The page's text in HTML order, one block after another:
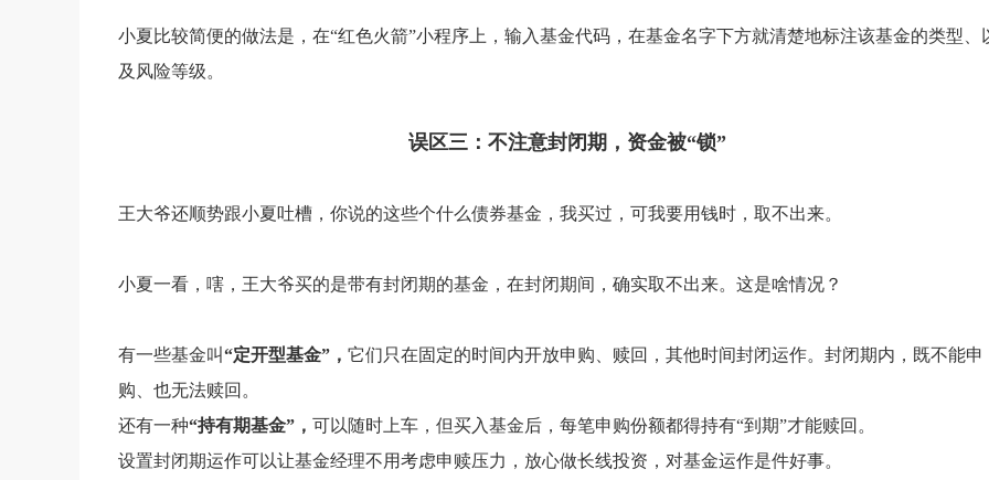
小夏比较简便的做法是，在“红色火箭”小程序上，输入基金代码，在基金名字下方就清楚地标注该基金的类型、
及风险等级。
误区三：不注意封闭期，资金被“锁”
王大爷还顺势跟小夏吐槽，你说的这些个什么债券基金，我买过，可我要用钱时，取不出来。
小夏一看，嗐，王大爷买的是带有封闭期的基金，在封闭期间，确实取不出来。这是啥情况？
有一些基金叫“定开型基金”， 它们只在固定的时间内开放申购、赎回，其他时间封闭运作。封闭期内，既不能申
购、也无法赎回。
还有一种“持有期基金”， 可以随时上车，但买入基金后，每笔申购份额都得持有“到期”才能赎回。
设置封闭期运作可以让基金经理不用考虑申赎压力，放心做长线投资，对基金运作是件好事。